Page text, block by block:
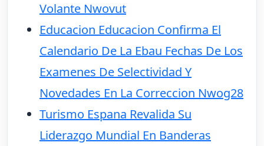
Volante Nwovut
Educacion Educacion Confirma El
Calendario De La Ebau Fechas De Los
Examenes De Selectividad Y
Novedades En La Correccion Nwog28
Turismo Espana Revalida Su
Liderazgo Mundial En Banderas